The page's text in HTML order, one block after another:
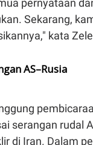
pernyataan
Sekarang,
kata
AS–Rusia
serangan rudal
di Iran. Dalam